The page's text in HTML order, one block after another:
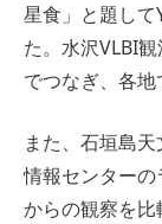
星食」と題し
た。水沢VLBI
でつなぎ、各地
また、石垣島
情報センター
からの観察を